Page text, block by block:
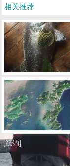
相关推荐
[筏钓]